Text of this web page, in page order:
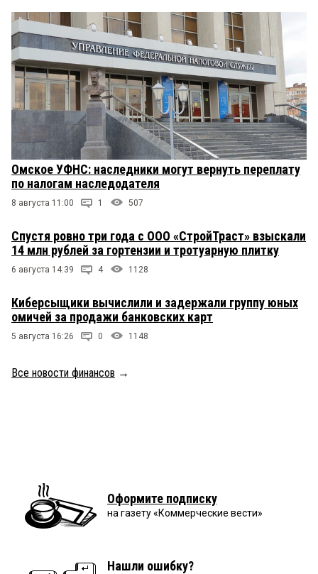
Омское УФНС: наследники могут вернуть переплату
по налогам наследодателя
8 августа 11:00 1 507
Спустя ровно три года с ООО «СтройТраст» взыскали
14 млн рублей за гортензии и тротуарную плитку
6 августа 14:39 4 1128
Киберсыщики вычислили и задержали группу юных
омичей за продажи банковских карт
5 августа 16:26 0 1148
Все новости финансов →
Оформите подписку
на газету «Коммерческие вести»
Нашли ошибку?